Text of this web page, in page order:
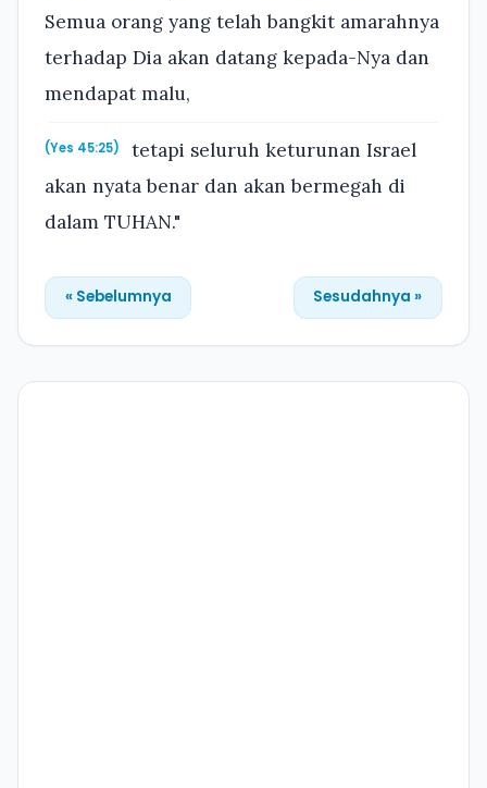
Semua orang yang telah bangkit amarahnya
terhadap Dia akan datang kepada-Nya dan
mendapat malu,
(Yes 45:25)
tetapi seluruh keturunan Israel
akan nyata benar dan akan bermegah di
dalam TUHAN."
« Sebelumnya Sesudahnya »